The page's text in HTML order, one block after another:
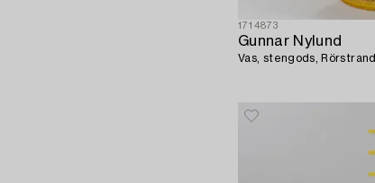
1714873
Gunnar Nylund
Vas, stengods, Rörstrand.